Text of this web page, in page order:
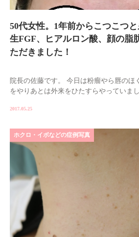
50代女性。1年前からこつこつ
生FGF、ヒアルロン酸、顔の脂
ただきました！
院長の佐藤です。 今日は粉瘤やら唇のほ
をやりあとは外来をひたすらやっていま
2017.05.25
ホクロ・イボなどの症例写真